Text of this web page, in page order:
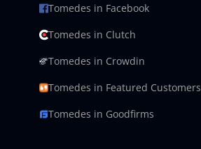
Tomedes in Facebook
Tomedes in Clutch
Tomedes in Crowdin
Tomedes in Featured Customers
Tomedes in Goodfirms